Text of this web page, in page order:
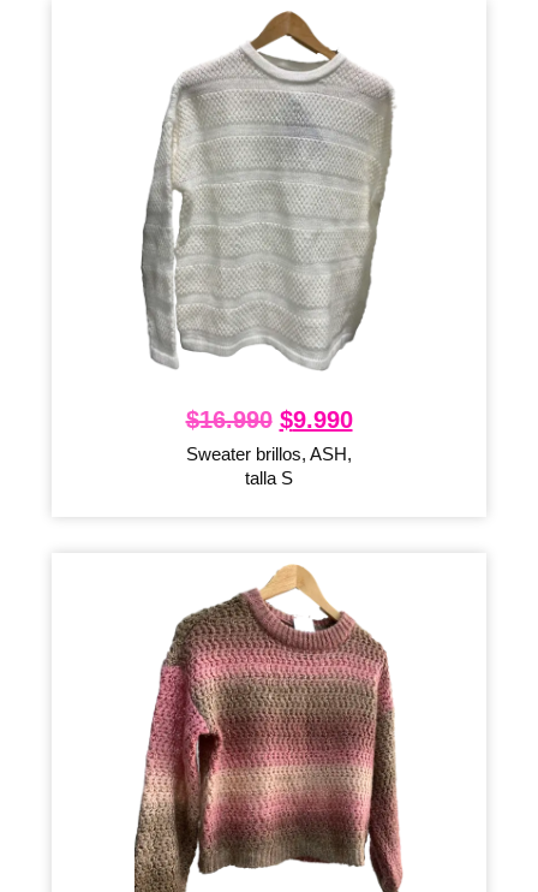
$16.990 $9.990
Sweater brillos, ASH,
talla S